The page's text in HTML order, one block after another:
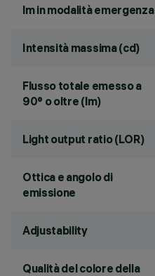
lm in modalità emergenza
Intensità massima (cd)
Flusso totale emesso a
90° o oltre (lm)
Light output ratio (LOR)
Ottica e angolo di
emissione
Adjustability
Qualità del colore della